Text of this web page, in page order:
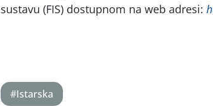
sustavu (FIS) dostupnom na web adresi:
#Istarska